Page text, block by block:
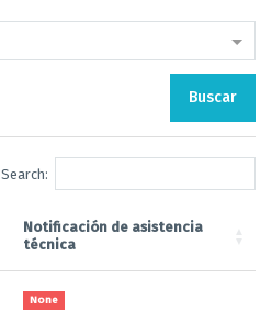
Buscar
Search:
Notificación de asistencia
técnica
None